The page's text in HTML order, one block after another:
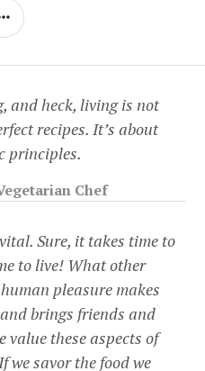
SIDEBAR
and heck, living is not
recipes. It’s about
principles.
Chef
Sure, it takes time to
to live! What other
pleasure makes
brings friends and
value these aspects of
we savor the food we